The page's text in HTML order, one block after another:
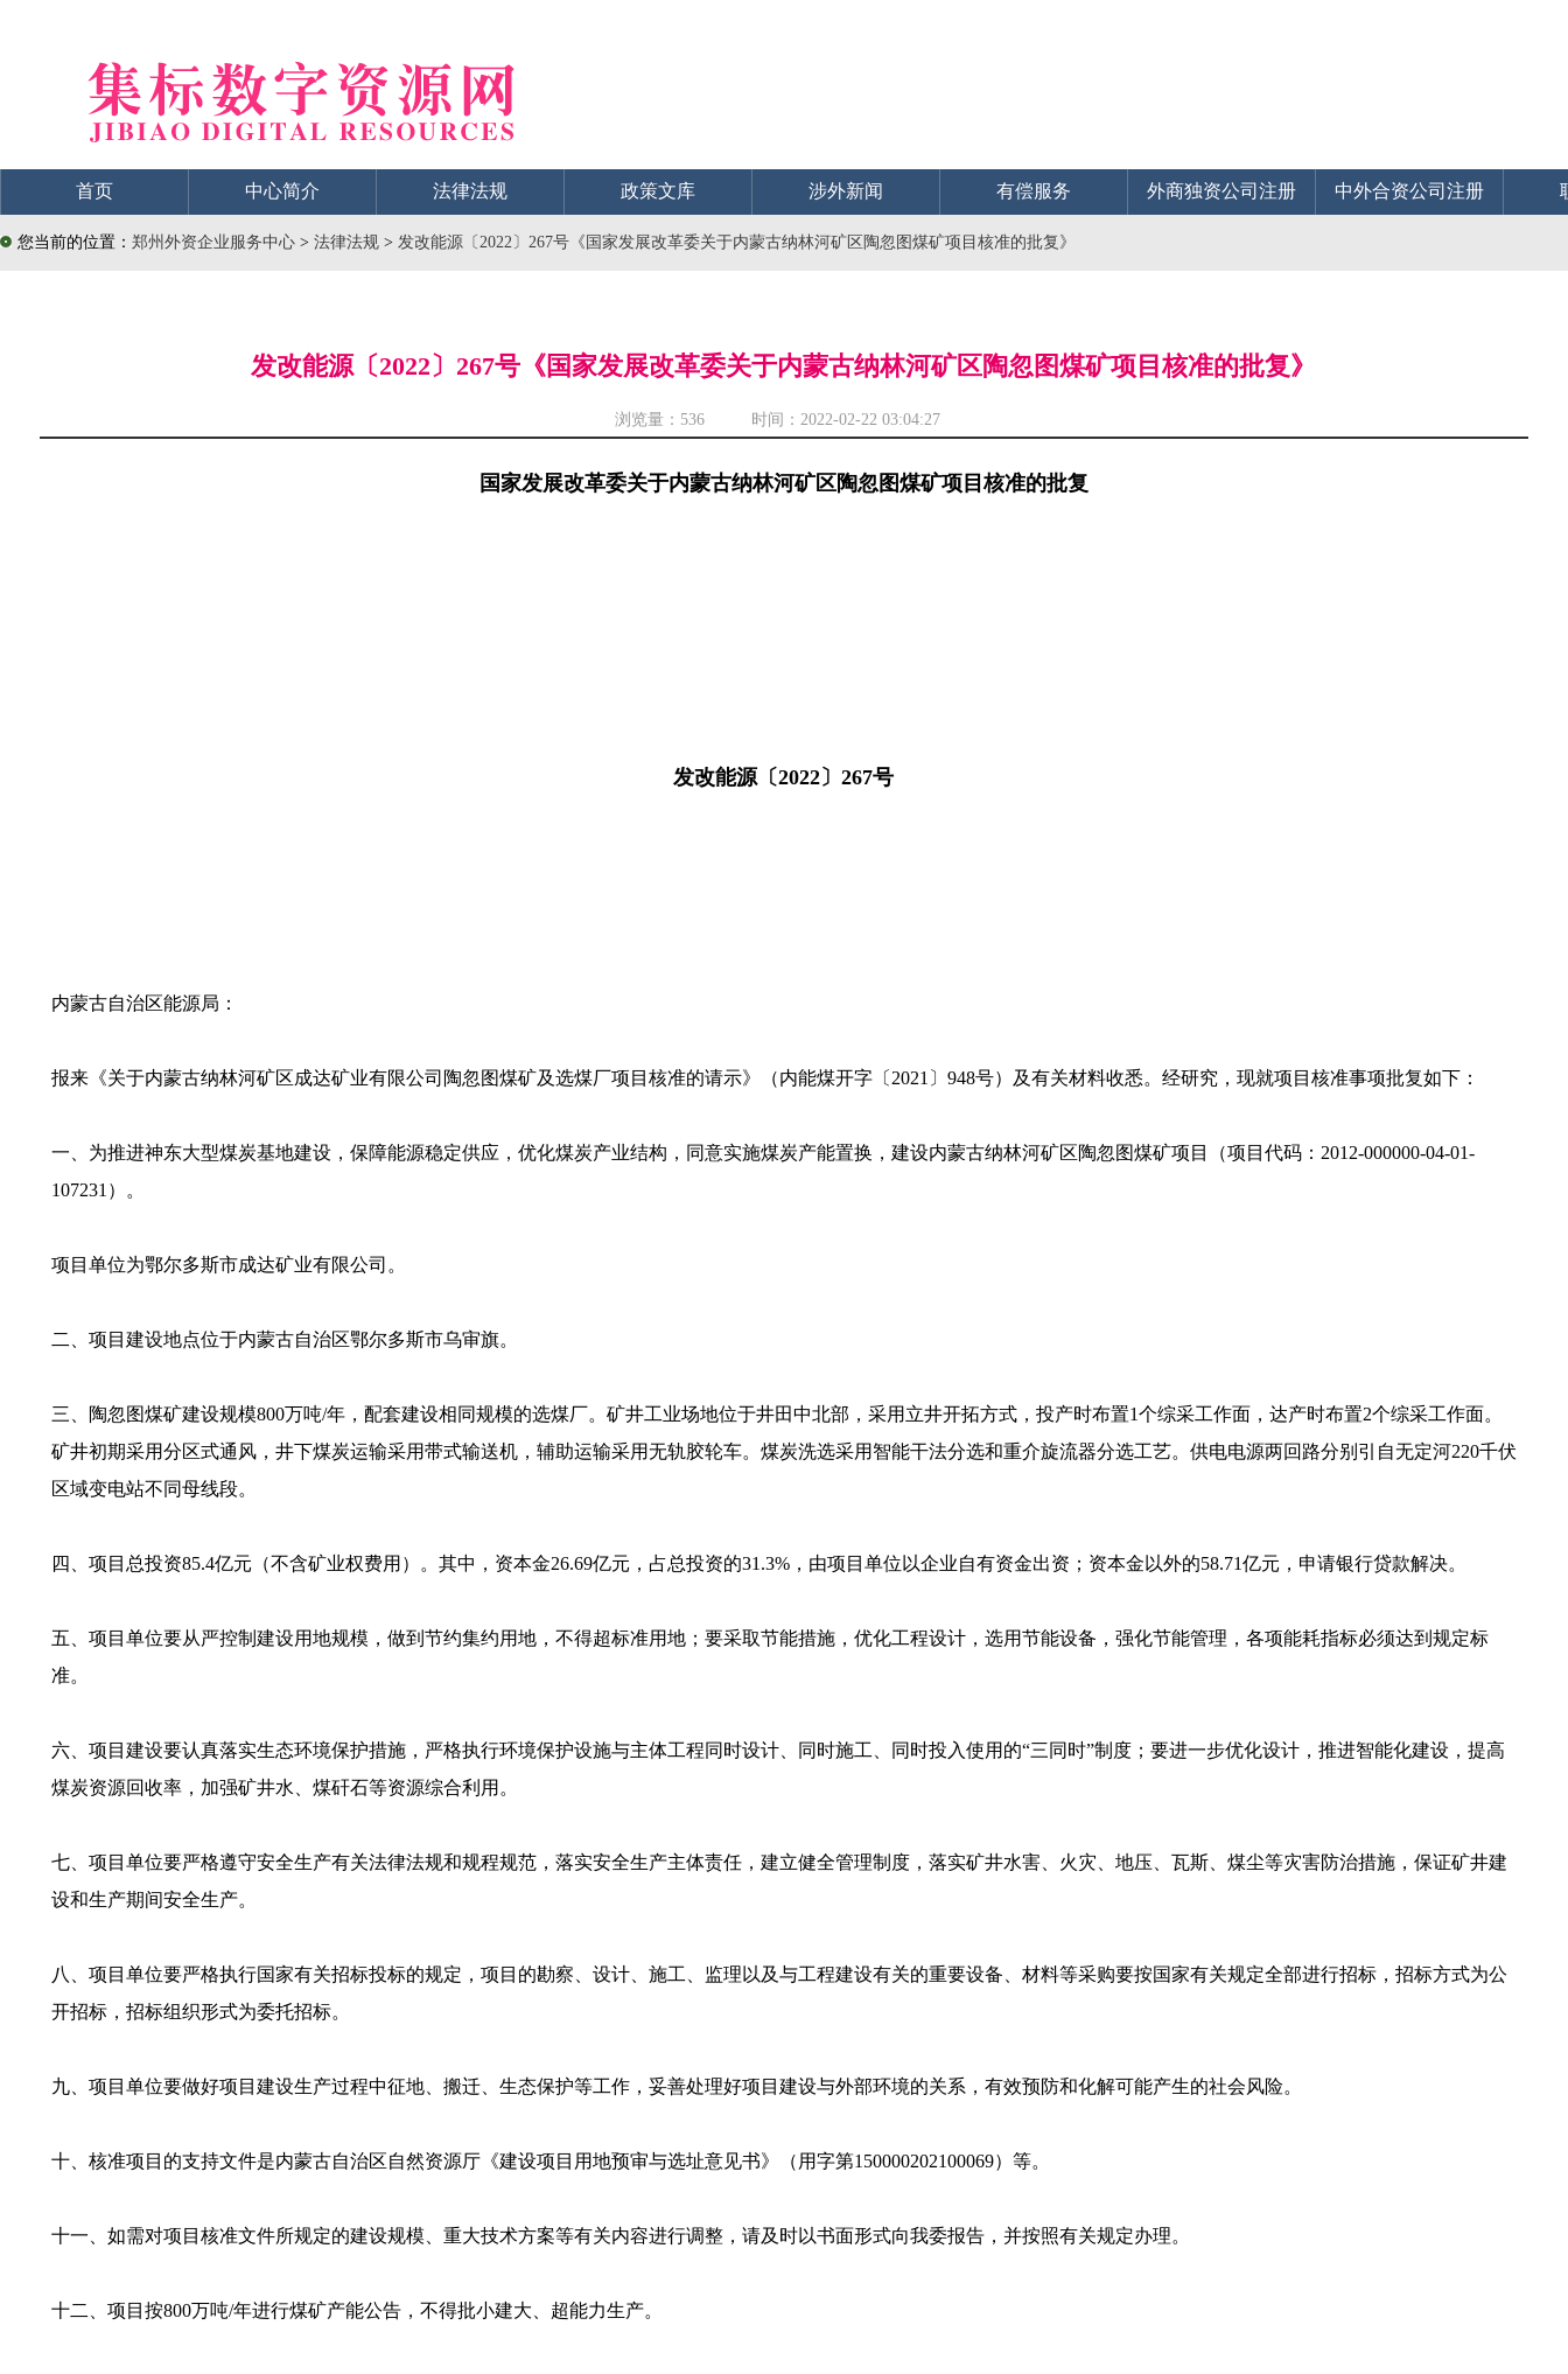
首页 中心简介 法律法规 政策文库 涉外新闻 有偿服务 外商独资公司注册 中外合资公司注册
您当前的位置： 郑州外资企业服务中心 > 法律法规 > 发改能源〔2022〕267号《国家发展改革委关于内蒙古纳林河矿区陶忽图煤矿项目核准的批复》
发改能源〔2022〕267号《国家发展改革委关于内蒙古纳林河矿区陶忽图煤矿项目核准的批复》
浏览量： 536 时间：2022-02-22 03:04:27
国家发展改革委关于内蒙古纳林河矿区陶忽图煤矿项目核准的批复
发改能源〔2022〕267号
内蒙古自治区能源局：
报来《关于内蒙古纳林河矿区成达矿业有限公司陶忽图煤矿及选煤厂项目核准的请示》（内能煤开字〔2021〕948号）及有关材料收悉。经研究，现就项目核准事项批复如下：
一、为推进神东大型煤炭基地建设，保障能源稳定供应，优化煤炭产业结构，同意实施煤炭产能置换，建设内蒙古纳林河矿区陶忽图煤矿项目（项目代码：2012-000000-04-01-
107231）。
项目单位为鄂尔多斯市成达矿业有限公司。
二、项目建设地点位于内蒙古自治区鄂尔多斯市乌审旗。
三、陶忽图煤矿建设规模800万吨/年，配套建设相同规模的选煤厂。矿井工业场地位于井田中北部，采用立井开拓方式，投产时布置1个综采工作面，达产时布置2个综采工作面。
矿井初期采用分区式通风，井下煤炭运输采用带式输送机，辅助运输采用无轨胶轮车。煤炭洗选采用智能干法分选和重介旋流器分选工艺。供电电源两回路分别引自无定河220千伏
区域变电站不同母线段。
四、项目总投资85.4亿元（不含矿业权费用）。其中，资本金26.69亿元，占总投资的31.3%，由项目单位以企业自有资金出资；资本金以外的58.71亿元，申请银行贷款解决。
五、项目单位要从严控制建设用地规模，做到节约集约用地，不得超标准用地；要采取节能措施，优化工程设计，选用节能设备，强化节能管理，各项能耗指标必须达到规定标
准。
六、项目建设要认真落实生态环境保护措施，严格执行环境保护设施与主体工程同时设计、同时施工、同时投入使用的“三同时”制度；要进一步优化设计，推进智能化建设，提高
煤炭资源回收率，加强矿井水、煤矸石等资源综合利用。
七、项目单位要严格遵守安全生产有关法律法规和规程规范，落实安全生产主体责任，建立健全管理制度，落实矿井水害、火灾、地压、瓦斯、煤尘等灾害防治措施，保证矿井建
设和生产期间安全生产。
八、项目单位要严格执行国家有关招标投标的规定，项目的勘察、设计、施工、监理以及与工程建设有关的重要设备、材料等采购要按国家有关规定全部进行招标，招标方式为公
开招标，招标组织形式为委托招标。
九、项目单位要做好项目建设生产过程中征地、搬迁、生态保护等工作，妥善处理好项目建设与外部环境的关系，有效预防和化解可能产生的社会风险。
十、核准项目的支持文件是内蒙古自治区自然资源厅《建设项目用地预审与选址意见书》（用字第150000202100069）等。
十一、如需对项目核准文件所规定的建设规模、重大技术方案等有关内容进行调整，请及时以书面形式向我委报告，并按照有关规定办理。
十二、项目按800万吨/年进行煤矿产能公告，不得批小建大、超能力生产。